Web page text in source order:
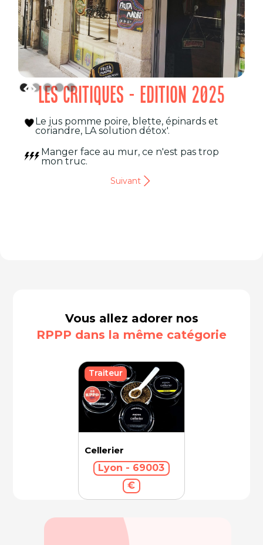
LES CRITIQUES - EDITION 2025
Le jus pomme poire, blette, épinards et
coriandre, LA solution détox'.
Manger face au mur, ce n'est pas trop
mon truc.
Suivant
Vous allez adorer nos
RPPP dans la même catégorie
Cellerier
Lyon - 69003
€
Traiteur